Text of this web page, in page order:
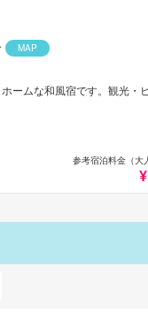
MAP
ームな和風宿です。観光・
参考宿泊料金（大